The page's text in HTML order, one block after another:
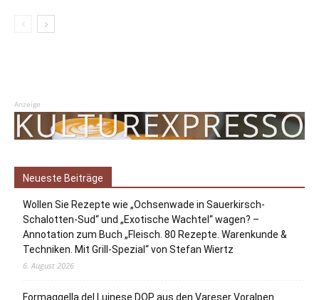
Anzeige
Neueste Beiträge
Wollen Sie Rezepte wie „Ochsenwade in Sauerkirsch-
Schalotten-Sud“ und „Exotische Wachtel“ wagen? –
Annotation zum Buch „Fleisch. 80 Rezepte. Warenkunde &
Techniken. Mit Grill-Spezial“ von Stefan Wiertz
6. August 2026
Formaggella del Luinese DOP aus den Vareser Voralpen